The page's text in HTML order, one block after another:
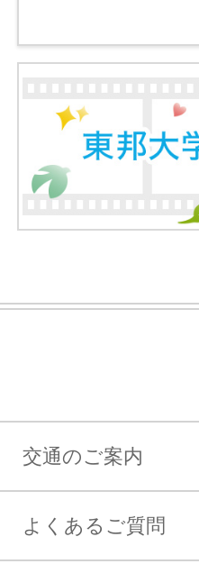
交通のご案内
よくあるご質問